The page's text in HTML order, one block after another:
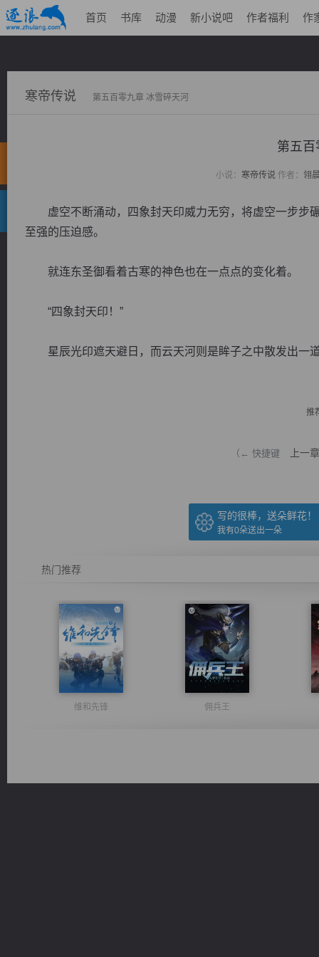
首页 书库 动漫 新小说吧 作者福利 作
寒帝传说 第五百零九章 冰雪碎天河
第五百
小说： 寒帝传说作者： 翎
虚空不断涌动，四象封天印威力无穷，将虚空一步步
至强的压迫感。
就连东圣御看着古寒的神色也在一点点的变化着。
“四象封天印！”
星辰光印遮天避日，而云天河则是眸子之中散发出一
推
（← 快捷键 上一章
写的很棒，送朵鲜花！
我有0朵送出一朵
热门推荐
维和先锋 佣兵王